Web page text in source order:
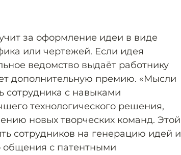
за оформление идеи в виде
или чертежей. Если идея
ведомство выдаёт работнику
дополнительную премию. «Мысли
сотрудника с навыками
технологического решения,
новых творческих команд. Этой
сотрудников на генерацию идей и
общения с патентными